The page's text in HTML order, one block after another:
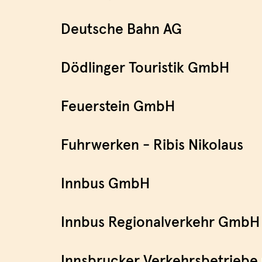
Deutsche Bahn AG
Dödlinger Touristik GmbH
Feuerstein GmbH
Fuhrwerken - Ribis Nikolaus
Innbus GmbH
Innbus Regionalverkehr GmbH